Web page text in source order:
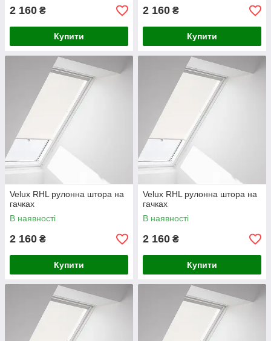
2 160 ₴
Купити
2 160 ₴
Купити
Velux RHL рулонна штора на
гачках
В наявності
2 160 ₴
Купити
Velux RHL рулонна штора на
гачках
В наявності
2 160 ₴
Купити